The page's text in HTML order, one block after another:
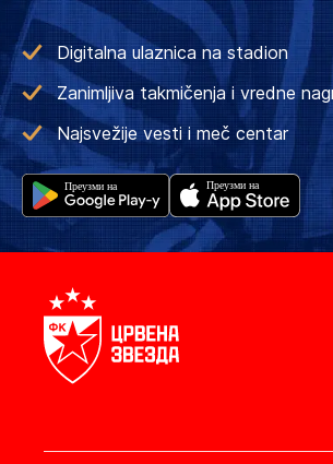
Digitalna ulaznica na stadion
Zanimljiva takmičenja i vredne
Najsvežije vesti i meč centar